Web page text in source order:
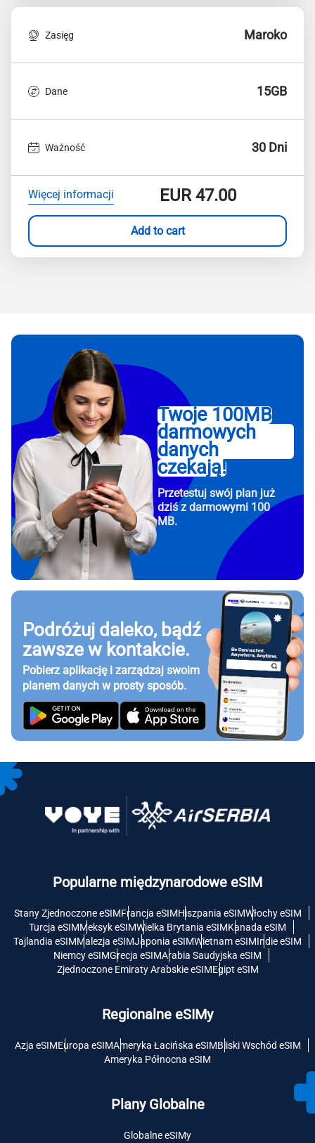
Zasięg Maroko
Dane 15GB
Ważność 30 Dni
Więcej informacji EUR47.00
Add to cart
Twoje 100MB
darmowych
danych
czekają!
Przetestuj swój plan już
dziś z darmowymi 100
MB.
Podróżuj daleko, bądź
zawsze w kontakcie.
Pobierz aplikację i zarządzaj swoim
planem danych w prosty sposób.
Popularne międzynarodowe eSIM
Stany Zjednoczone eSIMFrancja eSIMHiszpania eSIMWłochy eSIM
Turcja eSIMMeksyk eSIMWielka Brytania eSIMKanada eSIM
Tajlandia eSIMMalezja eSIMJaponia eSIMWietnam eSIMIndie eSIM
Niemcy eSIMGrecja eSIMArabia Saudyjska eSIM
Zjednoczone Emiraty Arabskie eSIMEgipt eSIM
Regionalne eSIMy
Azja eSIMEuropa eSIMAmeryka Łacińska eSIMBliski Wschód eSIM
Ameryka Północna eSIM
Plany Globalne
Globalne eSIMy